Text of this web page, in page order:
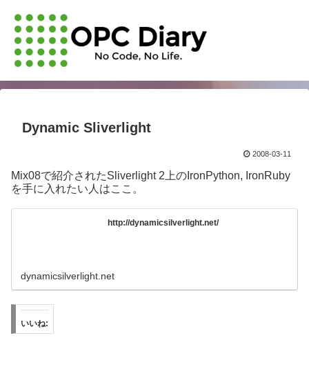
Dynamic Sliverlight
2008-03-11
Mix08で紹介されたSliverlight 2上のIronPython, IronRuby
を手に入れたい人はここ。
http://dynamicsilverlight.net/
dynamicsilverlight.net
いいね: